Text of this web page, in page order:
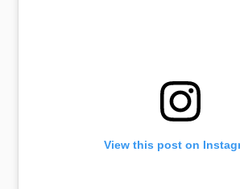
View this post on